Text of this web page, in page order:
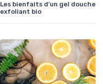
Les bienfaits d'un gel douche
exfoliant bio